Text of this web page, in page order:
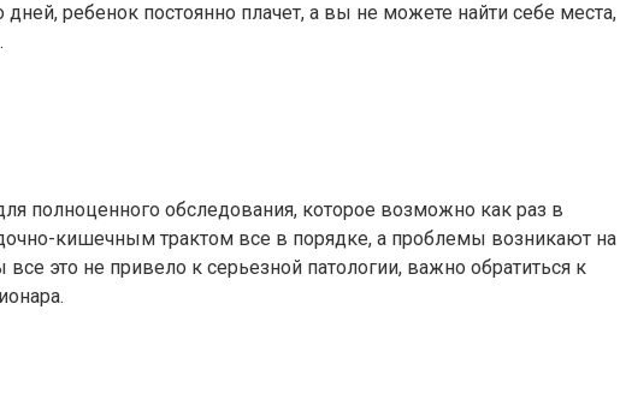
ребенок постоянно плачет, а вы не можете найти себе места,
полноценного обследования, которое возможно как раз в
кишечным трактом все в порядке, а проблемы возникают на
это не привело к серьезной патологии, важно обратиться к